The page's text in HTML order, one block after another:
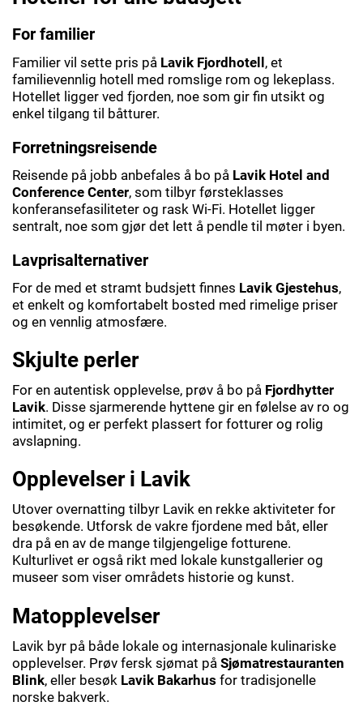
For familier
Familier vil sette pris på Lavik Fjordhotell, et
familievennlig hotell med romslige rom og lekeplass.
Hotellet ligger ved fjorden, noe som gir fin utsikt og
enkel tilgang til båtturer.
Forretningsreisende
Reisende på jobb anbefales å bo på Lavik Hotel and
Conference Center, som tilbyr førsteklasses
konferansefasiliteter og rask Wi-Fi. Hotellet ligger
sentralt, noe som gjør det lett å pendle til møter i byen.
Lavprisalternativer
For de med et stramt budsjett finnes Lavik Gjestehus,
et enkelt og komfortabelt bosted med rimelige priser
og en vennlig atmosfære.
Skjulte perler
For en autentisk opplevelse, prøv å bo på Fjordhytter
Lavik. Disse sjarmerende hyttene gir en følelse av ro og
intimitet, og er perfekt plassert for fotturer og rolig
avslapning.
Opplevelser i Lavik
Utover overnatting tilbyr Lavik en rekke aktiviteter for
besøkende. Utforsk de vakre fjordene med båt, eller
dra på en av de mange tilgjengelige fotturene.
Kulturlivet er også rikt med lokale kunstgallerier og
museer som viser områdets historie og kunst.
Matopplevelser
Lavik byr på både lokale og internasjonale kulinariske
opplevelser. Prøv fersk sjømat på Sjømatrestauranten
Blink, eller besøk Lavik Bakarhus for tradisjonelle
norske bakverk.